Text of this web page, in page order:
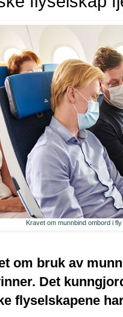
Kravet om munnbind ombord i
om bruk av
Det
flyselskapene